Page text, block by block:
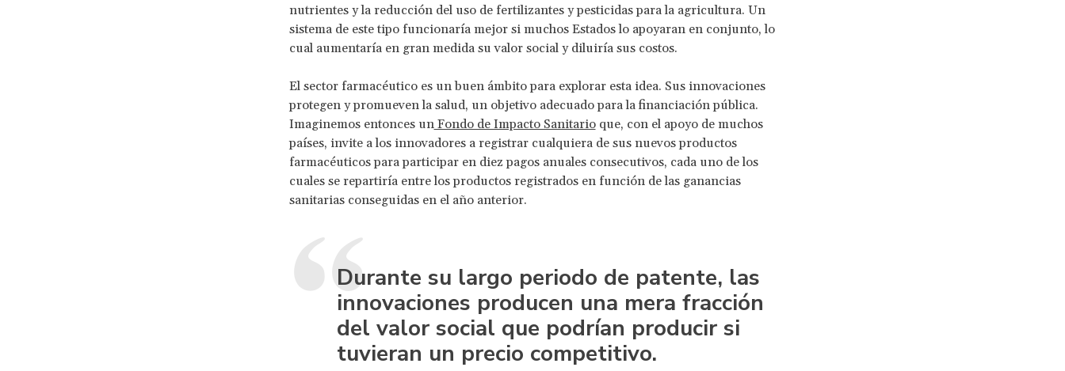
nutrientes y la reducción del uso de fertilizantes y pesticidas para la agricultura. Un
sistema de este tipo funcionaría mejor si muchos Estados lo apoyaran en conjunto, lo
cual aumentaría en gran medida su valor social y diluiría sus costos.
El sector farmacéutico es un buen ámbito para explorar esta idea. Sus innovaciones
protegen y promueven la salud, un objetivo adecuado para la financiación pública.
Imaginemos entonces unFondo de Impacto Sanitarioque, con el apoyo de muchos
países, invite a los innovadores a registrar cualquiera de sus nuevos productos
farmacéuticos para participar en diez pagos anuales consecutivos, cada uno de los
cuales se repartiría entre los productos registrados en función de las ganancias
sanitarias conseguidas en el año anterior.
Durante su largo periodo de patente, las
innovaciones producen una mera fracción
del valor social que podrían producir si
tuvieran un precio competitivo.